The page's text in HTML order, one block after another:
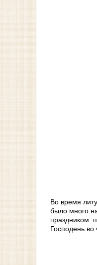
Во время
было много
праздником:
Господень